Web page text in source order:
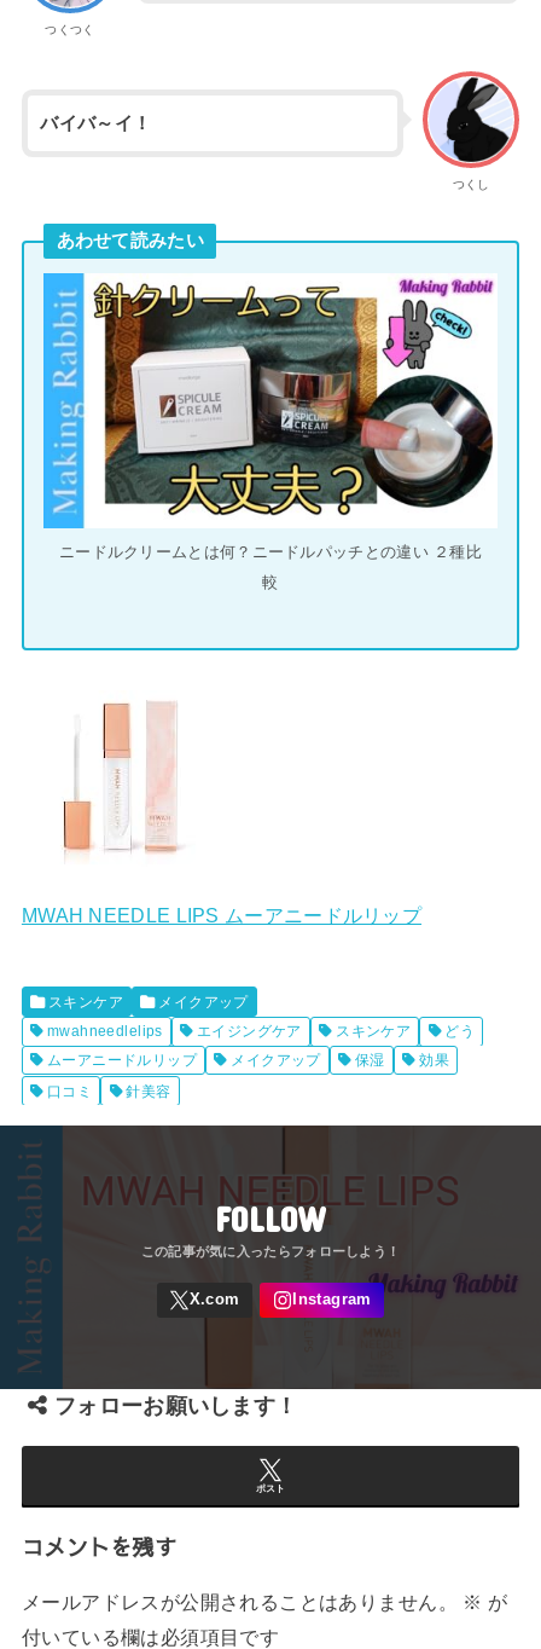
つくつく
つくし
バイバ～イ！
あわせて読みたい
ニードルクリームとは何？ニードルパッチとの違い ２種比
較
MWAH NEEDLE LIPS ムーアニードルリップ
スキンケア
メイクアップ
mwahneedlelips
エイジングケア スキンケア
どう
ムーアニードルリップ
メイクアップ 保湿
効果
口コミ
針美容
FOLLOW
フォローお願いします！
ポスト
コメントを残す
メールアドレスが公開されることはありません。 ※ が
付いている欄は必須項目です